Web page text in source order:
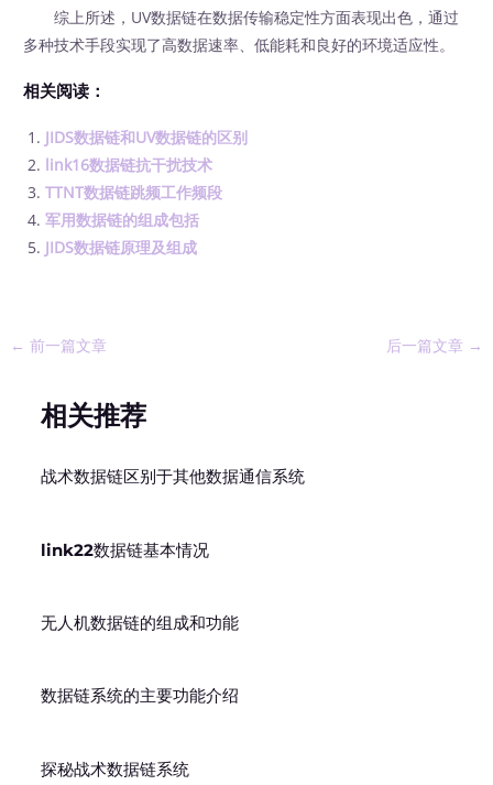
综上所述，UV数据链在数据传输稳定性方面表现出色，通过
多种技术手段实现了高数据速率、低能耗和良好的环境适应性。
相关阅读：
JIDS数据链和UV数据链的区别
link16数据链抗干扰技术
TTNT数据链跳频工作频段
军用数据链的组成包括
JIDS数据链原理及组成
← 前一篇文章 后一篇文章 →
相关推荐
战术数据链区别于其他数据通信系统
link22数据链基本情况
无人机数据链的组成和功能
数据链系统的主要功能介绍
探秘战术数据链系统